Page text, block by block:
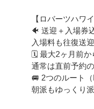
【ロバーツハワ
🐠 送迎＋入場券
入場料も往復送
🗓️ 最大2ヶ月前か
通常は直前予約
🚐 2つのルート
朝派もゆっくり